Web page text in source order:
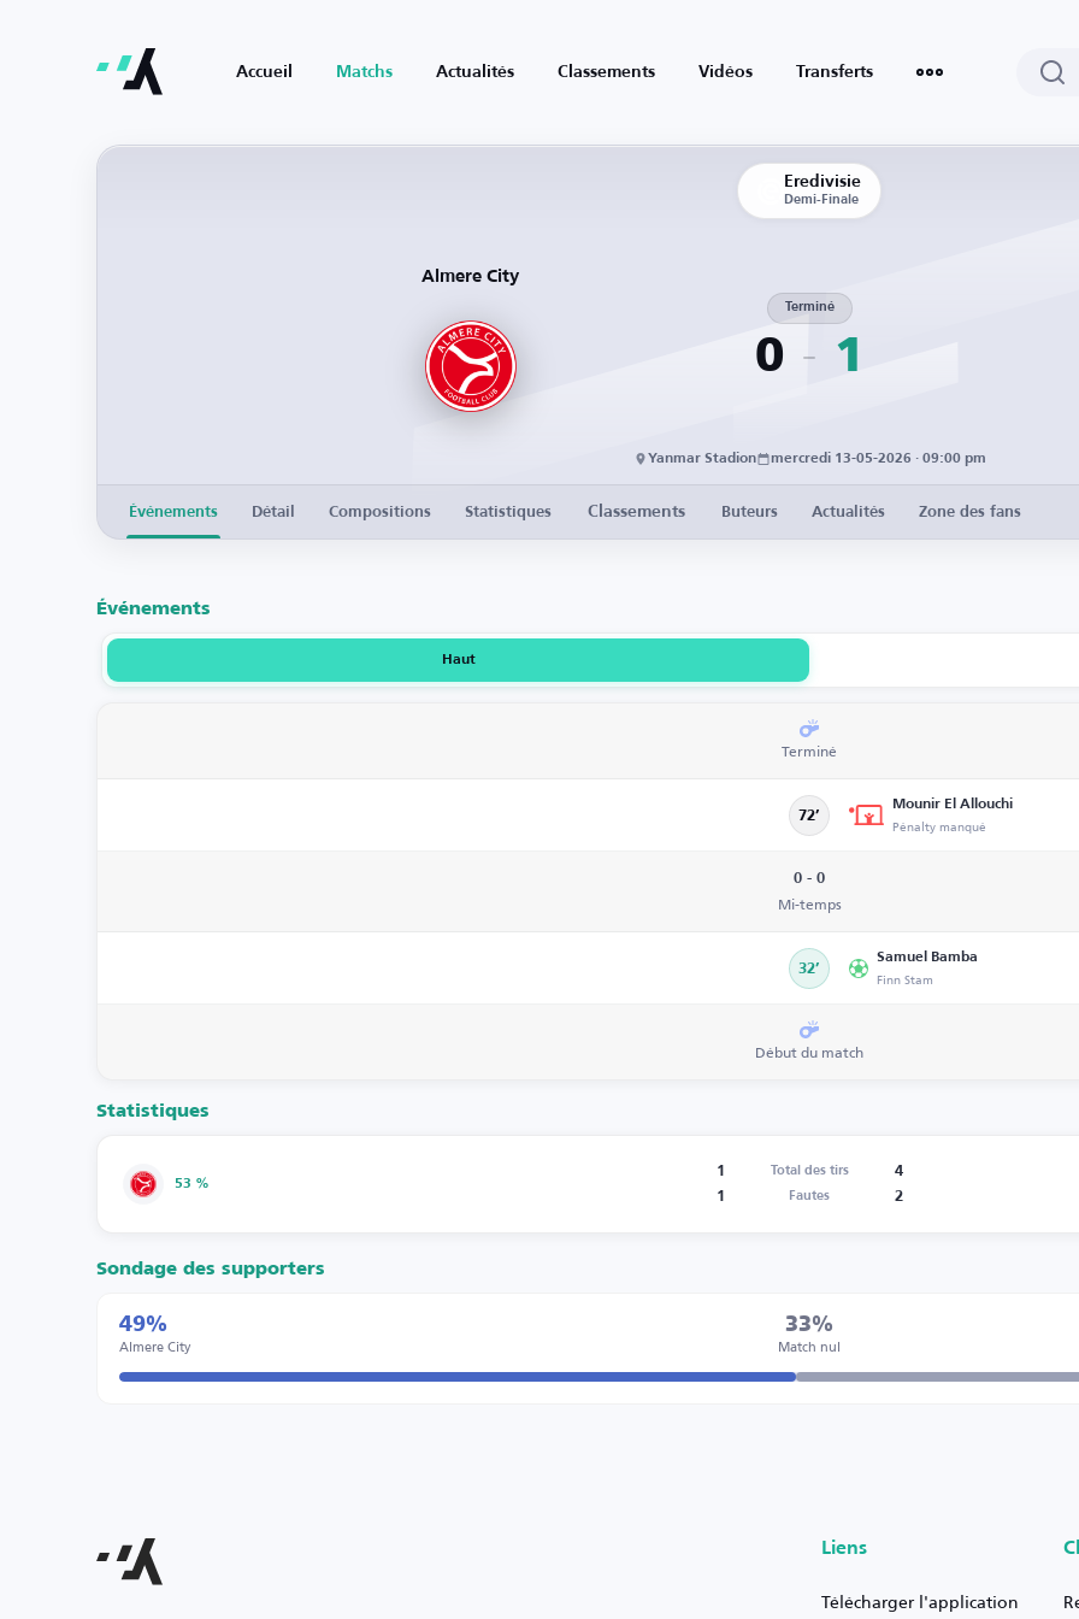
Accueil Matchs Actualités Classements Vidéos Transferts
Eredivisie
Demi-Finale
Almere City
0
Terminé
1
Yanmar Stadion mercredi 13-05-2026 · 09:00 pm
Événements Détail Compositions Statistiques Classements Buteurs Actualités Zone des fans
Événements
Haut
Terminé
72’
Mounir El Allouchi
Pénalty manqué
0 - 0
Mi-temps
32’
Samuel Bamba
Finn Stam
Début du match
Statistiques
53 %
1 Total des tirs
4
1
Fautes 2
Sondage des supporters
49%
Almere City
33%
Match nul
Liens
Télécharger l'application